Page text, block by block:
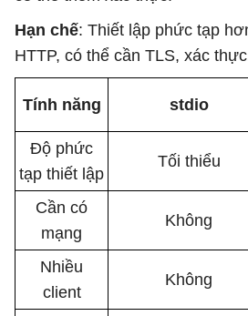
Hạn chế: Thiết lập phức tạp
HTTP, có thể cần TLS, xác
Tính năng stdio
Độ phức
tạp thiết lập
Tối thiểu
Cần có
mạng
Không
Nhiều
client
Không